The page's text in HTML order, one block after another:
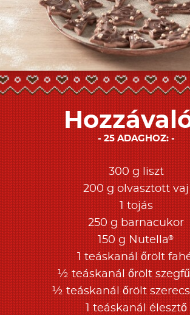
25 ADAGHOZ:
300 g liszt
200 g olvasztott vaj
1 tojás
250 g barnacukor
150 g Nutella®
1 teáskanál őrölt
½ teáskanál őrölt
½ teáskanál őrölt
1 teáskanál élesztő